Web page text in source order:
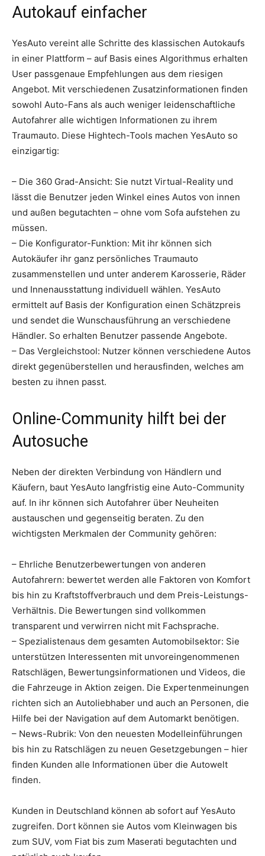
Autokauf einfacher
YesAuto vereint alle Schritte des klassischen Autokaufs
in einer Plattform – auf Basis eines Algorithmus erhalten
User passgenaue Empfehlungen aus dem riesigen
Angebot. Mit verschiedenen Zusatzinformationen finden
sowohl Auto-Fans als auch weniger leidenschaftliche
Autofahrer alle wichtigen Informationen zu ihrem
Traumauto. Diese Hightech-Tools machen YesAuto so
einzigartig:
– Die 360 Grad-Ansicht: Sie nutzt Virtual-Reality und
lässt die Benutzer jeden Winkel eines Autos von innen
und außen begutachten – ohne vom Sofa aufstehen zu
müssen.
– Die Konfigurator-Funktion: Mit ihr können sich
Autokäufer ihr ganz persönliches Traumauto
zusammenstellen und unter anderem Karosserie, Räder
und Innenausstattung individuell wählen. YesAuto
ermittelt auf Basis der Konfiguration einen Schätzpreis
und sendet die Wunschausführung an verschiedene
Händler. So erhalten Benutzer passende Angebote.
– Das Vergleichstool: Nutzer können verschiedene Autos
direkt gegenüberstellen und herausfinden, welches am
besten zu ihnen passt.
Online-Community hilft bei der
Autosuche
Neben der direkten Verbindung von Händlern und
Käufern, baut YesAuto langfristig eine Auto-Community
auf. In ihr können sich Autofahrer über Neuheiten
austauschen und gegenseitig beraten. Zu den
wichtigsten Merkmalen der Community gehören:
– Ehrliche Benutzerbewertungen von anderen
Autofahrern: bewertet werden alle Faktoren von Komfort
bis hin zu Kraftstoffverbrauch und dem Preis-Leistungs-
Verhältnis. Die Bewertungen sind vollkommen
transparent und verwirren nicht mit Fachsprache.
– Spezialistenaus dem gesamten Automobilsektor: Sie
unterstützen Interessenten mit unvoreingenommenen
Ratschlägen, Bewertungsinformationen und Videos, die
die Fahrzeuge in Aktion zeigen. Die Expertenmeinungen
richten sich an Autoliebhaber und auch an Personen, die
Hilfe bei der Navigation auf dem Automarkt benötigen.
– News-Rubrik: Von den neuesten Modelleinführungen
bis hin zu Ratschlägen zu neuen Gesetzgebungen – hier
finden Kunden alle Informationen über die Autowelt
finden.
Kunden in Deutschland können ab sofort auf YesAuto
zugreifen. Dort können sie Autos vom Kleinwagen bis
zum SUV, vom Fiat bis zum Maserati begutachten und